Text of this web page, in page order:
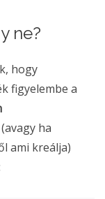
ne?
hogy
figyelembe a
ha
ami kreálja)